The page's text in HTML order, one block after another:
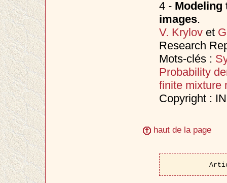
4 - Modeling
images.
V. Krylovet
Research
Mots-clés :
Probability
finite mixture
Copyright :
haut de la page